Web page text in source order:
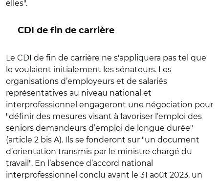
elles".
CDI de fin de carrière
Le CDI de fin de carrière ne s'appliquera pas tel que
le voulaient initialement les sénateurs. Les
organisations d’employeurs et de salariés
représentatives au niveau national et
interprofessionnel engageront une négociation pour
"définir des mesures visant à favoriser l’emploi des
seniors demandeurs d’emploi de longue durée"
(article 2 bis A). Ils se fonderont sur "un document
d’orientation transmis par le ministre chargé du
travail". En l’absence d’accord national
interprofessionnel conclu avant le 31 août 2023, un